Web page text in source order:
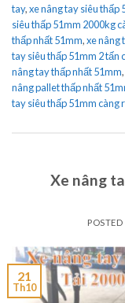
tay,xe nâng tay siêu thấp
siêu thấp 51mm 2000kg
thấp nhất 51mm,xe nâng
tay siêu thấp 51mm 2 tấn
nâng tay thấp nhất 51mm,
nâng pallet thấp nhất
tay siêu thấp 51mm càng
Xe nâng
21
Th10